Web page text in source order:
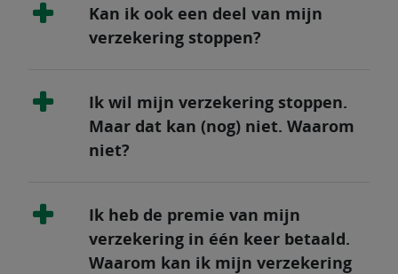
Kan ik ook een deel van mijn
verzekering stoppen?
Ik wil mijn verzekering stoppen.
Maar dat kan (nog) niet. Waarom
niet?
Ik heb de premie van mijn
verzekering in één keer betaald.
Waarom kan ik mijn verzekering